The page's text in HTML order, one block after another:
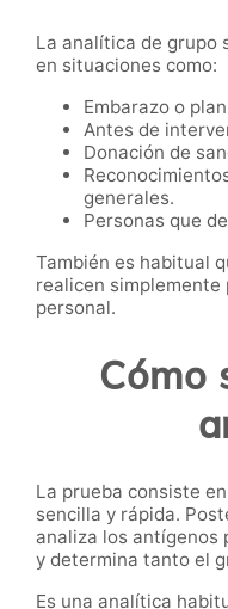
La analítica de grupo
en situaciones como:
Embarazo o
Antes de
Donación de
generales.
Personas que
También es habitual
realicen
personal.
Cómo
La prueba consiste
sencilla y rápida.
analiza los antígenos
y determina tanto el
Es una analítica